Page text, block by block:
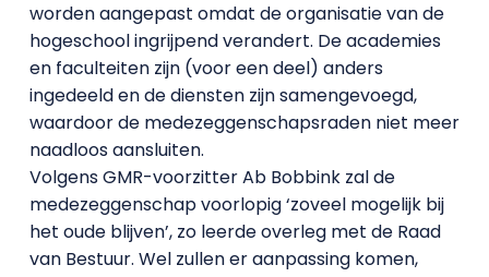
worden aangepast omdat de organisatie van de
hogeschool ingrijpend verandert. De academies
en faculteiten zijn (voor een deel) anders
ingedeeld en de diensten zijn samengevoegd,
waardoor de medezeggenschapsraden niet meer
naadloos aansluiten.
Volgens GMR-voorzitter Ab Bobbink zal de
medezeggenschap voorlopig ‘zoveel mogelijk bij
het oude blijven’, zo leerde overleg met de Raad
van Bestuur. Wel zullen er aanpassing komen,